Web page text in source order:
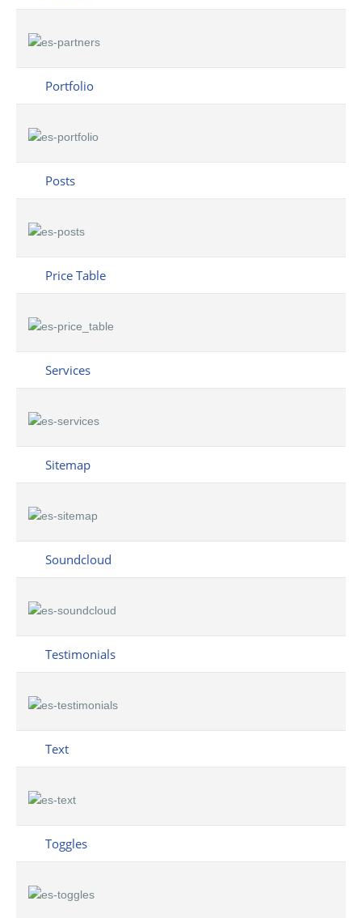
Portfolio
Posts
Price Table
Services
Sitemap
Soundcloud
Testimonials
Text
Toggles